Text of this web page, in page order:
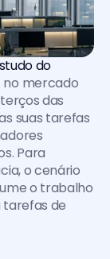
do
mercado
das
suas tarefas
Para
o cenário
o trabalho
de